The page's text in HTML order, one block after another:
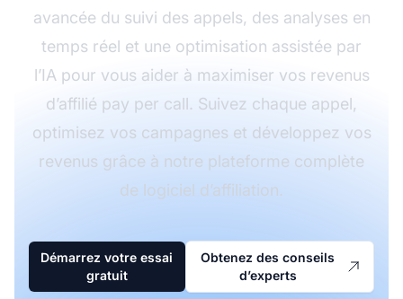
avancée du suivi des appels, des analyses en
temps réel et une optimisation assistée par
l’IA pour vous aider à maximiser vos revenus
d’affilié pay per call. Suivez chaque appel,
optimisez vos campagnes et développez vos
revenus grâce à notre plateforme complète
de logiciel d’affiliation.
Démarrez votre essai
gratuit
Obtenez des conseils
d’experts